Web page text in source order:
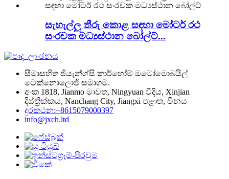
සැහැල්ලු තීරු කොළ සඳහා මෝටර් රථ
සංරචක මධ්‍යස්ථාන බෝල්ට්...
සීමාසහිත ජියැන්ග්සි කාර්හෝම් ඔටෝමොබයිල්
ටෙක්නොලොජි සමාගම.
අංක 1818, Jianmo මාවත, Ningyuan වීදිය, Xinjian
දිස්ත්‍රික්කය, Nanchang City, Jiangxi පළාත, චීනය
දුරකථන:+8615079000397
info@jxch.ltd